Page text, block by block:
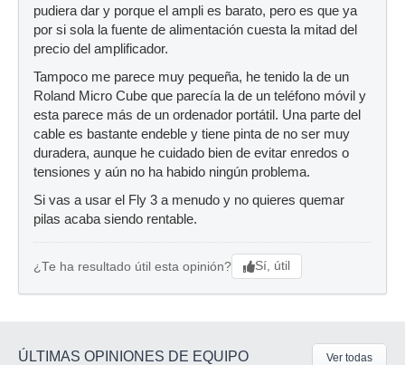
pudiera dar y porque el ampli es barato, pero es que ya
por si sola la fuente de alimentación cuesta la mitad del
precio del amplificador.
Tampoco me parece muy pequeña, he tenido la de un
Roland Micro Cube que parecía la de un teléfono móvil y
esta parece más de un ordenador portátil. Una parte del
cable es bastante endeble y tiene pinta de no ser muy
duradera, aunque he cuidado bien de evitar enredos o
tensiones y aún no ha habido ningún problema.
Si vas a usar el Fly 3 a menudo y no quieres quemar
pilas acaba siendo rentable.
¿Te ha resultado útil esta opinión? Sí, útil
ÚLTIMAS OPINIONES DE EQUIPO Ver todas